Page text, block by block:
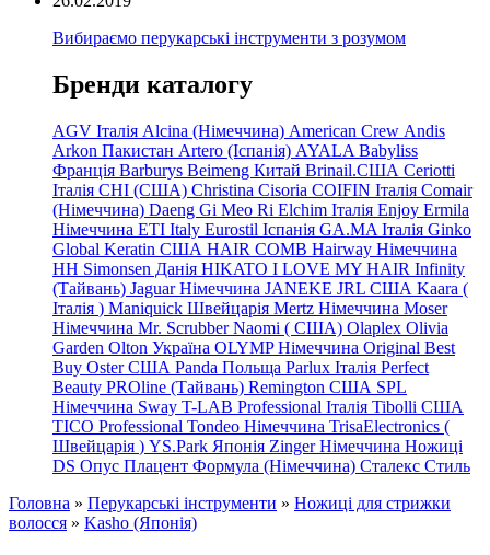
Вибираємо перукарські інструменти з розумом
Бренди каталогу
AGV Італія Alcina (Німеччина) American Crew Andis
Arkon Пакистан Artero (Іспанія) AYALA Babyliss
Франція Barburys Beimeng Китай Brinail.США Ceriotti
Італія CHI (США) Christina Cisoria COIFIN Італія Comair
(Німеччина) Daeng Gi Meo Ri Elchim Італія Enjoy Ermila
Німеччина ETI Italy Eurostil Іспанія GA.MA Італія Ginko
Global Keratin США HAIR COMB Hairway Німеччина
HH Simonsen Данія HIKATO I LOVE MY HAIR Infinity
(Тайвань) Jaguar Німеччина JANEKE JRL США Kaara (
Італія ) Maniquick Швейцарія Mertz Німеччина Moser
Німеччина Mr. Scrubber Naomi ( США) Olaplex Olivia
Garden Olton Україна OLYMP Німеччина Original Best
Buy Oster США Panda Польща Parlux Італія Perfect
Beauty PROline (Тайвань) Remington США SPL
Німеччина Sway T-LAB Professional Італія Tibolli США
TICO Professional Tondeo Німеччина TrisaElectronics (
Швейцарія ) YS.Park Японія Zinger Німеччина Ножиці
DS Опус Плацент Формула (Німеччина) Сталекс Стиль
Головна » Перукарські інструменти » Ножиці для стрижки
волосся » Kasho (Японія)